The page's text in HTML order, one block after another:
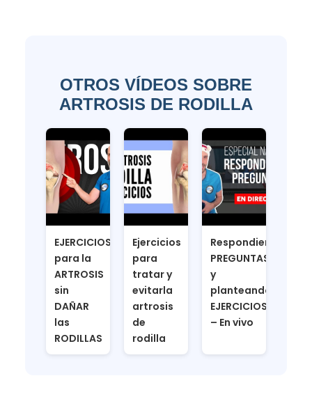
OTROS VÍDEOS SOBRE
ARTROSIS DE RODILLA
EJERCICIOS
para la
ARTROSIS
sin
DAÑAR
las
RODILLAS
Ejercicios
para
tratar y
evitarla
artrosis
de
rodilla
Respondiendo
PREGUNTAS
y
planteando
EJERCICIOS
– En vivo